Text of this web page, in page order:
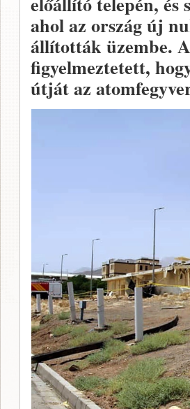
ahol az ország új
állították üzembe.
figyelmeztetett,
útját az